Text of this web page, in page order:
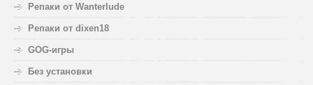
Репаки от Wanterlude
Репаки от dixen18
GOG-игры
Без установки